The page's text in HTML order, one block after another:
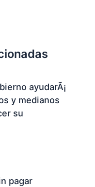
ayudarÃ¡
y medianos
su
pagar